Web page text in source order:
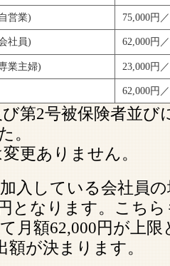
営業) 75,000円
社員) 62,000円
業主婦) 23,000円
62,000円
第2号被保険者並び
。
更ありません。
入している会社員の
となります。こち
月額62,000円が上
額が決まります。